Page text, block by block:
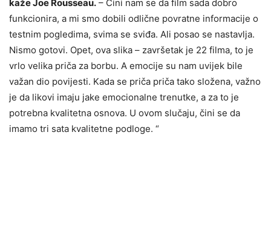
kaže Joe Rousseau. – Čini nam se da film sada dobro
funkcionira, a mi smo dobili odlične povratne informacije o
testnim pogledima, svima se sviđa. Ali posao se nastavlja.
Nismo gotovi. Opet, ova slika – završetak je 22 filma, to je
vrlo velika priča za borbu. A emocije su nam uvijek bile
važan dio povijesti. Kada se priča priča tako složena, važno
je da likovi imaju jake emocionalne trenutke, a za to je
potrebna kvalitetna osnova. U ovom slučaju, čini se da
imamo tri sata kvalitetne podloge. “